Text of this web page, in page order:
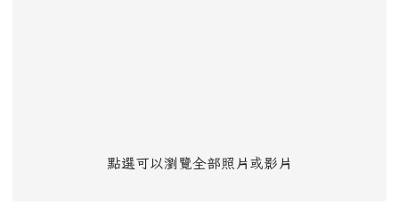
點選可以瀏覽全部照片或影片